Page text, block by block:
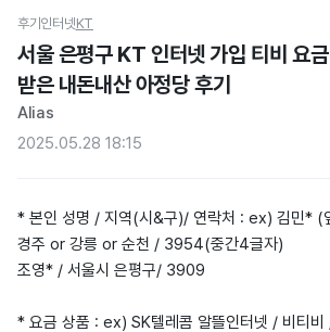
후기 인터넷KT
서울 은평구 KT 인터넷 가입 티비 요
받은 내돈내산 아정당 후기
Alias
2025.05.28 18:15
* 본인 성명 / 지역(시&구)/ 연락처 : ex) 김민* (
경주 or 강릉 or 순천 / 3954(중간4글자)
조영* / 서울시 은평구/ 3909
* 요금 상품 : ex) SK텔레콤 알뜰인터넷 / 비티